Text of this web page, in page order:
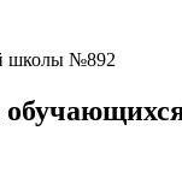
школы №892